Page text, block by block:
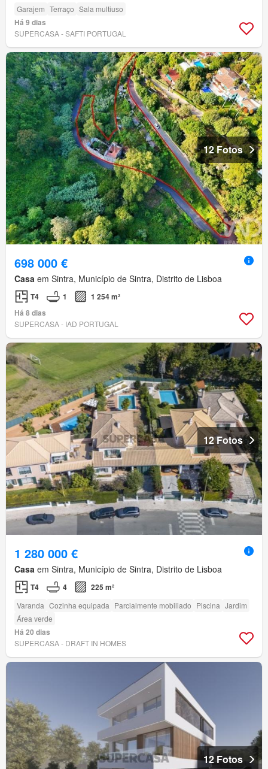
Garajem Terraço Sala multiuso
Há 9 dias
SUPERCASA - SAFTI PORTUGAL
12 Fotos
698 000 €
Casa em Sintra, Município de Sintra, Distrito de Lisboa
T4 1
1 254 m²
Há 8 dias
SUPERCASA - IAD PORTUGAL
12 Fotos
1 280 000 €
Casa em Sintra, Município de Sintra, Distrito de Lisboa
T4 4 225 m²
Varanda Cozinha equipada Parcialmente mobiliado Piscina Jardim
Área verde
Há 20 dias
SUPERCASA - DRAFT IN HOMES
12 Fotos